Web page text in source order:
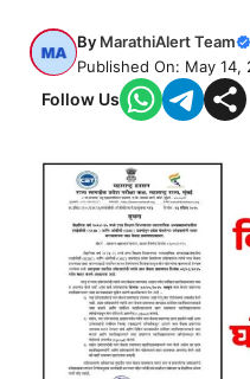
By MarathiAlert Team
Published On: May 14,
Follow Us